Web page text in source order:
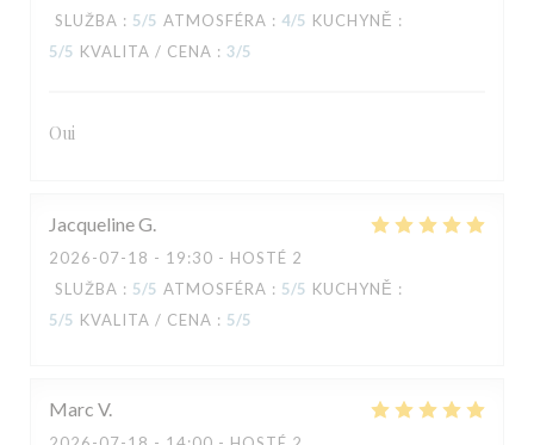
SLUŽBA : 5/5 ATMOSFÉRA : 4/5 KUCHYNĚ :
5/5 KVALITA / CENA : 3/5
Oui
JacquelineG
2026-07-18 - 19:30 - HOSTÉ 2
SLUŽBA : 5/5 ATMOSFÉRA : 5/5 KUCHYNĚ :
5/5 KVALITA / CENA : 5/5
Marc V